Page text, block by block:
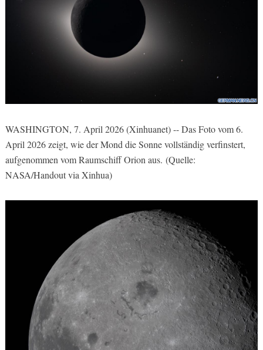
WASHINGTON, 7. April 2026 (Xinhuanet) -- Das Foto vom 6.
April 2026 zeigt, wie der Mond die Sonne vollständig verfinstert,
aufgenommen vom Raumschiff Orion aus. (Quelle:
NASA/Handout via Xinhua)